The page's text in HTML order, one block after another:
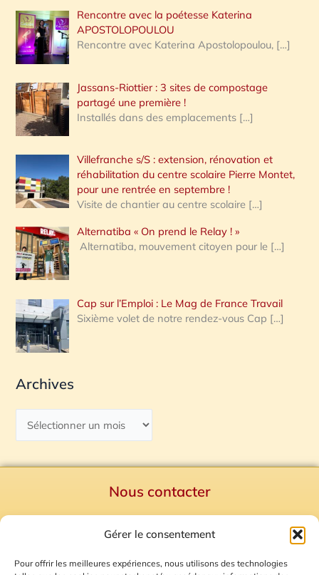
Gérer le consentement
Pour offrir les meilleures expériences, nous utilisons des technologies
Rencontre avec la poétesse Katerina
APOSTOLOPOULOU
Rencontre avec Katerina Apostolopoulou, […]
Jassans-Riottier : 3 sites de compostage
partagé une première !
Installés dans des emplacements […]
Villefranche s/S : extension, rénovation et
réhabilitation du centre scolaire Pierre Montet,
pour une rentrée en septembre !
Visite de chantier au centre scolaire […]
Alternatiba « On prend le Relay ! »
Alternatiba, mouvement citoyen pour le […]
Cap sur l’Emploi : Le Mag de France Travail
Sixième volet de notre rendez-vous Cap […]
Archives
Nous contacter
Mentions Légales
Plan du site